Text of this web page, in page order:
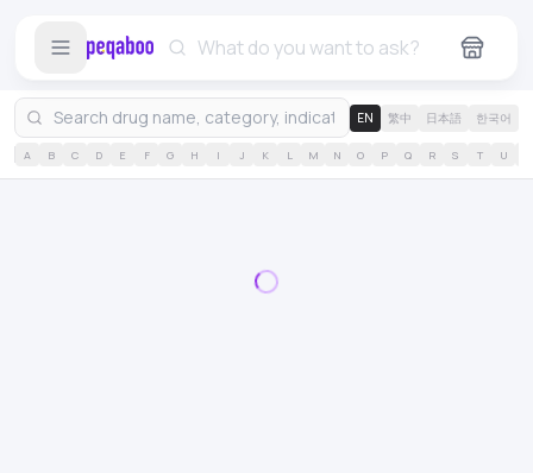
EN 繁中 日本語 한국어
A B C D E F G H I J K L M N O P Q R S T U